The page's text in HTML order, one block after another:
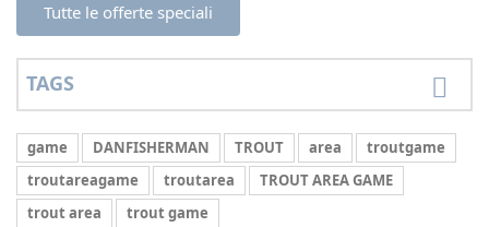
Tutte le offerte speciali
TAGS
game DANFISHERMAN TROUT area
troutgame
troutareagame
troutarea
TROUT AREA GAME
trout area
trout game